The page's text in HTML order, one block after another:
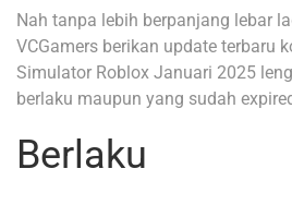
Nah tanpa lebih berpanjang lebar
VCGamers berikan update terbaru
Simulator Roblox Januari 2025
berlaku maupun yang sudah
Berlaku